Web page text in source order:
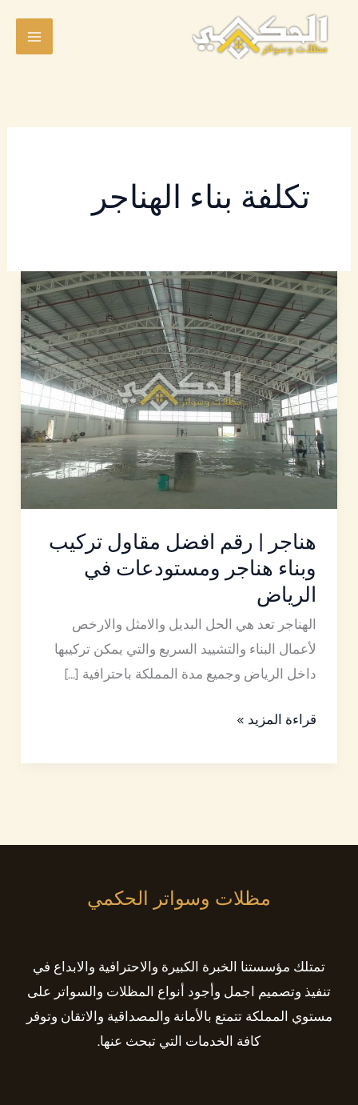
تخطي
تكلفة بناء الهناجر
هناجر | رقم افضل مقاول تركيب
وبناء هناجر ومستودعات في
الرياض
الهناجر تعد هي الحل البديل والامثل والارخص
لأعمال البناء والتشييد السريع والتي يمكن تركيبها
داخل الرياض وجميع مدة المملكة باحترافية […]
هناجر
|
رقم
افضل
مقاول
تركيب
وبناء
هناجر
ومستودعات
في
الرياض
قراءة المزيد »
مظلات وسواتر الحكمي
تمتلك مؤسستنا الخبرة الكبيرة والاحترافية والابداع في
تنفيذ وتصميم اجمل وأجود أنواع المظلات والسواتر على
مستوي المملكة تتمتع بالأمانة والمصداقية والاتقان وتوفر
كافة الخدمات التي تبحث عنها.